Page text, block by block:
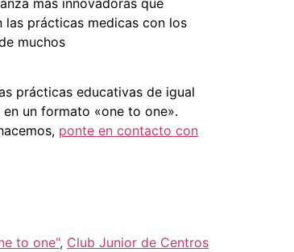
las prácticas medicas con los
muchos
prácticas educativas de igual
un formato «one to one».
ponte en contacto con
to one", Club Junior de Centros